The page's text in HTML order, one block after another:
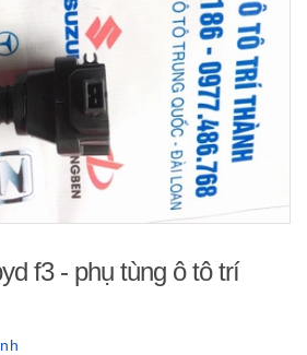
f3 - phụ tùng ô tô trí